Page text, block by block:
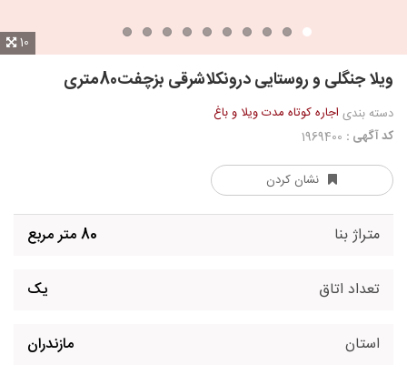
10
ویلا جنگلی و روستایی درونکلاشرقی بزچفت80متری
دسته بندی اجاره کوتاه مدت ویلا و باغ
کد آگهی :
نشان کردن
متراژ بنا 80 متر مربع
تعداد اتاق یک
استان مازندران